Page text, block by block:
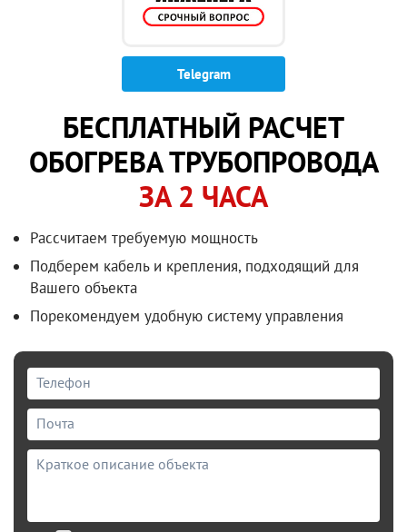
Telegram
БЕСПЛАТНЫЙ РАСЧЕТ
ОБОГРЕВА ТРУБОПРОВОДА
ЗА 2 ЧАСА
Рассчитаем требуемую мощность
Подберем кабель и крепления, подходящий для
Вашего объекта
Порекомендуем удобную систему управления